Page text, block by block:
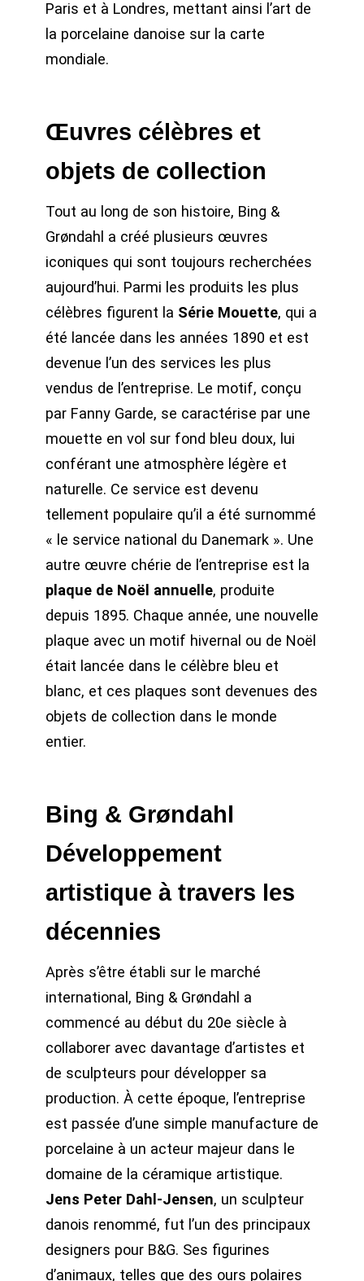
Paris et à Londres, mettant ainsi l’art de
la porcelaine danoise sur la carte
mondiale.
Œuvres célèbres et
objets de collection
Tout au long de son histoire, Bing &
Grøndahl a créé plusieurs œuvres
iconiques qui sont toujours recherchées
aujourd’hui. Parmi les produits les plus
célèbres figurent la Série Mouette, qui a
été lancée dans les années 1890 et est
devenue l’un des services les plus
vendus de l’entreprise. Le motif, conçu
par Fanny Garde, se caractérise par une
mouette en vol sur fond bleu doux, lui
conférant une atmosphère légère et
naturelle. Ce service est devenu
tellement populaire qu’il a été surnommé
« le service national du Danemark ». Une
autre œuvre chérie de l’entreprise est la
plaque de Noël annuelle, produite
depuis 1895. Chaque année, une nouvelle
plaque avec un motif hivernal ou de Noël
était lancée dans le célèbre bleu et
blanc, et ces plaques sont devenues des
objets de collection dans le monde
entier.
Bing & Grøndahl
Développement
artistique à travers les
décennies
Après s’être établi sur le marché
international, Bing & Grøndahl a
commencé au début du 20e siècle à
collaborer avec davantage d’artistes et
de sculpteurs pour développer sa
production. À cette époque, l’entreprise
est passée d’une simple manufacture de
porcelaine à un acteur majeur dans le
domaine de la céramique artistique.
Jens Peter Dahl-Jensen, un sculpteur
danois renommé, fut l’un des principaux
designers pour B&G. Ses figurines
d’animaux, telles que des ours polaires